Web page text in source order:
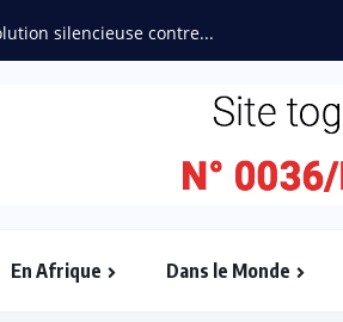
silencieuse contre...
En Afrique Dans le Monde